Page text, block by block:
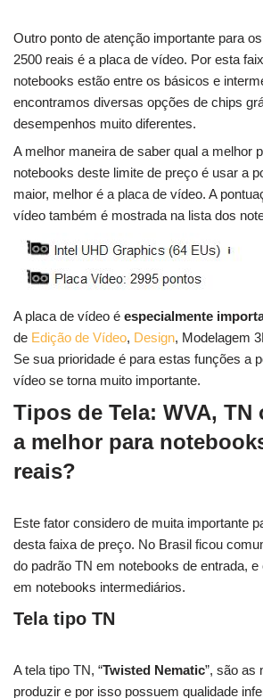
Outro ponto de atenção importante para
2500 reais é a placa de vídeo. Por esta
notebooks estão entre os básicos e
encontramos diversas opções de chips
desempenhos muito diferentes.
A melhor maneira de saber qual a melhor
notebooks deste limite de preço é usar a
maior, melhor é a placa de vídeo. A
vídeo também é mostrada na lista dos
A placa de vídeo é especialmente
de Edição de Vídeo, Design, Modelagem
Se sua prioridade é para estas funções a
vídeo se torna muito importante.
Tipos de Tela: WVA, TN
a melhor para
reais?
Este fator considero de muita importante
desta faixa de preço. No Brasil ficou
do padrão TN em notebooks de entrada,
em notebooks intermediários.
Tela tipo TN
A tela tipo TN, “Twisted Nematic”, são as
produzir e por isso possuem qualidade